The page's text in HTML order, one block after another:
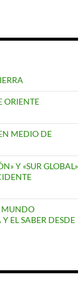
ORIENTE
MEDIO DE
Y «SUR GLOBAL»
MUNDO
EL SABER DESDE